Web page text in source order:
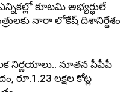
కూటమి అభ్యర్థులే
నారా లోకేష్ దిశానిర్దేశం
నిర్ణయాలు.. నూతన పీపీపీ
లక్షల కోట్ల